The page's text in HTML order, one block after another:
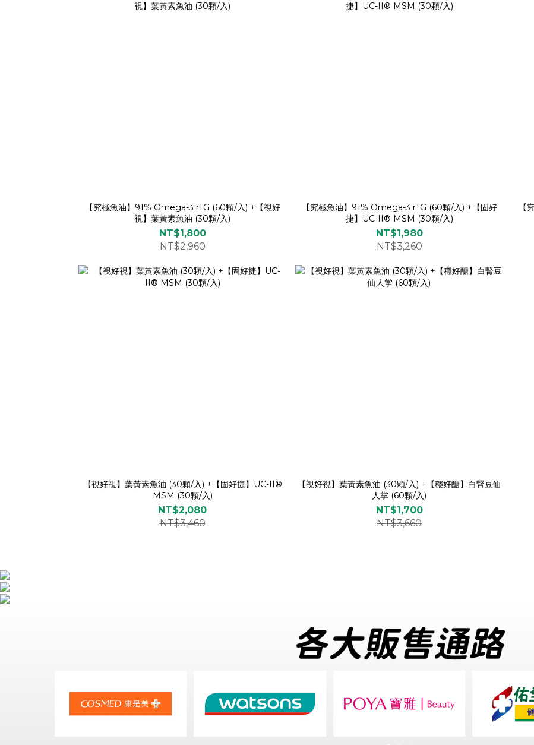
【究極魚油】91% Omega-3 rTG (60顆/入) +【視好
視】葉黃素魚油 (30顆/入)
NT$1,800
NT$2,960
【究極魚油】91% Omega-3 rTG (60顆/入) +【固好
捷】UC-II® MSM (30顆/入)
NT$1,980
NT$3,260
【
【視好視】葉黃素魚油 (30顆/入) +【固好捷】UC-II®
MSM (30顆/入)
NT$2,080
NT$3,460
【視好視】葉黃素魚油 (30顆/入) +【穩好醣】白腎豆仙
人掌 (60顆/入)
NT$1,700
NT$3,660